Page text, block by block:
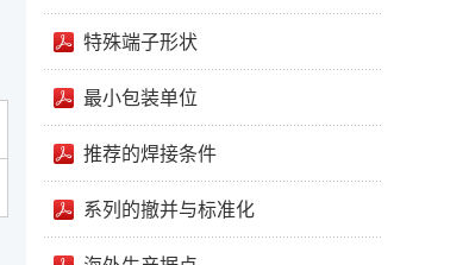
特殊端子形状
最小包装单位
推荐的焊接条件
系列的撤并与标准化